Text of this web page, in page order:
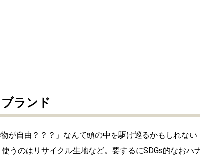
ランド
が自由？？？」なんて頭の中を駆け巡るかもしれない
うのはリサイクル生地など。要するにSDGs的なおハ